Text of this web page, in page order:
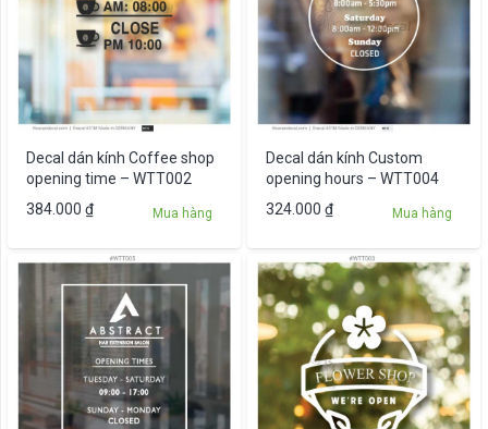
Decal dán kính Coffee shop
opening time – WTT002
384.000 ₫ Mua hàng
Decal dán kính Custom
opening hours – WTT004
324.000 ₫ Mua hàng